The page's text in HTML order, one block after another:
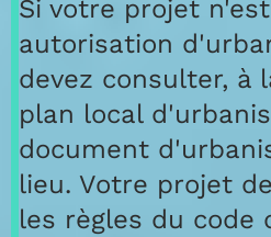
Si votre projet
autorisation
devez consulter, à
plan local
document
lieu. Votre projet
les règles du code